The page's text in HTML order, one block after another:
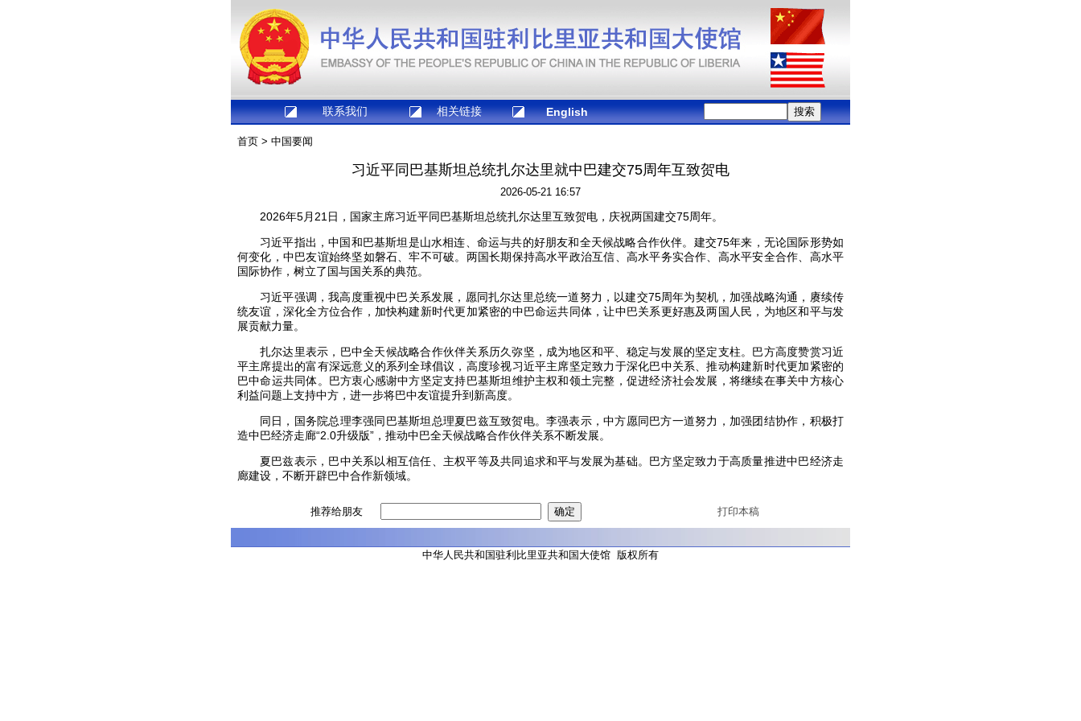
联系我们 相关链接 English
首页 > 中国要闻
习近平同巴基斯坦总统扎尔达里就中巴建交75周年互致贺电
2026-05-21 16:57
2026年5月21日，国家主席习近平同巴基斯坦总统扎尔达里互致贺电，庆祝两国建交75周年。
习近平指出，中国和巴基斯坦是山水相连、命运与共的好朋友和全天候战略合作伙伴。建交75年来，无论国际形势如
何变化，中巴友谊始终坚如磐石、牢不可破。两国长期保持高水平政治互信、高水平务实合作、高水平安全合作、高水平
国际协作，树立了国与国关系的典范。
习近平强调，我高度重视中巴关系发展，愿同扎尔达里总统一道努力，以建交75周年为契机，加强战略沟通，赓续传
统友谊，深化全方位合作，加快构建新时代更加紧密的中巴命运共同体，让中巴关系更好惠及两国人民，为地区和平与发
展贡献力量。
扎尔达里表示，巴中全天候战略合作伙伴关系历久弥坚，成为地区和平、稳定与发展的坚定支柱。巴方高度赞赏习近
平主席提出的富有深远意义的系列全球倡议，高度珍视习近平主席坚定致力于深化巴中关系、推动构建新时代更加紧密的
巴中命运共同体。巴方衷心感谢中方坚定支持巴基斯坦维护主权和领土完整，促进经济社会发展，将继续在事关中方核心
利益问题上支持中方，进一步将巴中友谊提升到新高度。
同日，国务院总理李强同巴基斯坦总理夏巴兹互致贺电。李强表示，中方愿同巴方一道努力，加强团结协作，积极打
造中巴经济走廊“2.0升级版”，推动中巴全天候战略合作伙伴关系不断发展。
夏巴兹表示，巴中关系以相互信任、主权平等及共同追求和平与发展为基础。巴方坚定致力于高质量推进中巴经济走
廊建设，不断开辟巴中合作新领域。
推荐给朋友 打印本稿
中华人民共和国驻利比里亚共和国大使馆 版权所有